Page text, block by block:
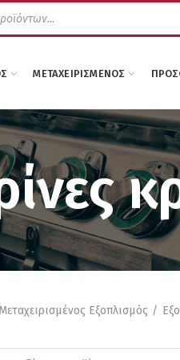
ΜΕΤΑΧΕΙΡΙΣΜΈΝΟΣ
Μεταχειρισμένος Εξοπλισμός